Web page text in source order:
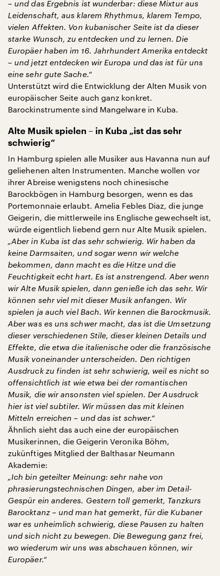
– und das Ergebnis ist wunderbar: diese Mixtur aus
Leidenschaft, aus klarem Rhythmus, klarem Tempo,
vielen Affekten. Von kubanischer Seite ist da dieser
starke Wunsch, zu entdecken und zu lernen. Die
Europäer haben im 16. Jahrhundert Amerika entdeckt
– und jetzt entdecken wir Europa und das ist für uns
eine sehr gute Sache.“
Unterstützt wird die Entwicklung der Alten Musik von
europäischer Seite auch ganz konkret.
Barockinstrumente sind Mangelware in Kuba.
Alte Musik spielen – in Kuba „ist das sehr
schwierig“
In Hamburg spielen alle Musiker aus Havanna nun auf
geliehenen alten Instrumenten. Manche wollen vor
ihrer Abreise wenigstens noch chinesische
Barockbögen in Hamburg besorgen, wenn es das
Portemonnaie erlaubt. Amelia Febles Diaz, die junge
Geigerin, die mittlerweile ins Englische gewechselt ist,
würde eigentlich liebend gern nur Alte Musik spielen.
„Aber in Kuba ist das sehr schwierig. Wir haben da
keine Darmsaiten, und sogar wenn wir welche
bekommen, dann macht es die Hitze und die
Feuchtigkeit echt hart. Es ist anstrengend. Aber wenn
wir Alte Musik spielen, dann genieße ich das sehr. Wir
können sehr viel mit dieser Musik anfangen. Wir
spielen ja auch viel Bach. Wir kennen die Barockmusik.
Aber was es uns schwer macht, das ist die Umsetzung
dieser verschiedenen Stile, dieser kleinen Details und
Effekte, die etwa die italienische oder die französische
Musik voneinander unterscheiden. Den richtigen
Ausdruck zu finden ist sehr schwierig, weil es nicht so
offensichtlich ist wie etwa bei der romantischen
Musik, die wir ansonsten viel spielen. Der Ausdruck
hier ist viel subtiler. Wir müssen das mit kleinen
Mitteln erreichen – und das ist schwer.“
Ähnlich sieht das auch eine der europäischen
Musikerinnen, die Geigerin Veronika Böhm,
zukünftiges Mitglied der Balthasar Neumann
Akademie:
„Ich bin geteilter Meinung: sehr nahe von
phrasierungstechnischen Dingen, aber im Detail-
Gespür ein anderes. Gestern toll gemerkt, Tanzkurs
Barocktanz – und man hat gemerkt, für die Kubaner
war es unheimlich schwierig, diese Pausen zu halten
und sich nicht zu bewegen. Die Bewegung ganz frei,
wo wiederum wir uns was abschauen können, wir
Europäer.“